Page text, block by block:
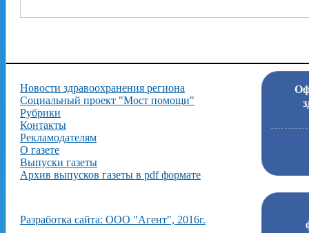
Новости здравоохранения региона
Социальный проект "Мост помощи"
Рубрики
Контакты
Рекламодателям
О газете
Выпуски газеты
Архив выпусков газеты в pdf формате
Разработка сайта: ООО "Агент", 2016г.